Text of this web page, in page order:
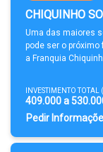
CHIQUINHO
Uma das maiores
pode ser o
a Franquia
INVESTIMENTO TOTAL
409.000 a
Pedir